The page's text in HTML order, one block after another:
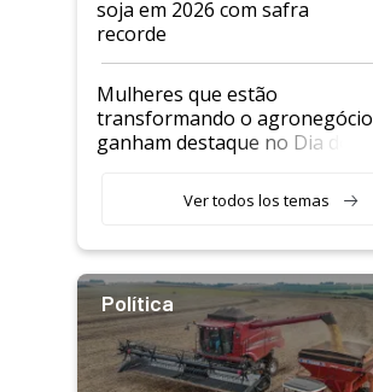
soja em 2026 com safra
recorde
Mulheres que estão
transformando o agronegócio
ganham destaque no Dia do
Ver todos los temas
Política